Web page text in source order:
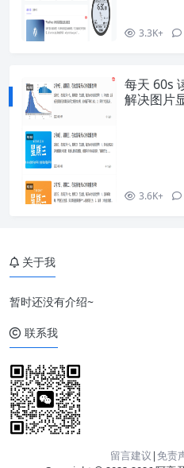
3.3K+
每天 60s
解决图片
3.6K+
关于我
暂时还没有介绍~
联系我
留言建议 |免责